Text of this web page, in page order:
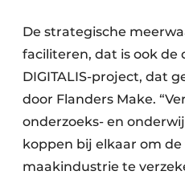
De strategische
faciliteren, dat is ook de
DIGITALIS-project, dat
door Flanders Make.
onderzoeks- en
koppen bij elkaar om
maakindustrie te